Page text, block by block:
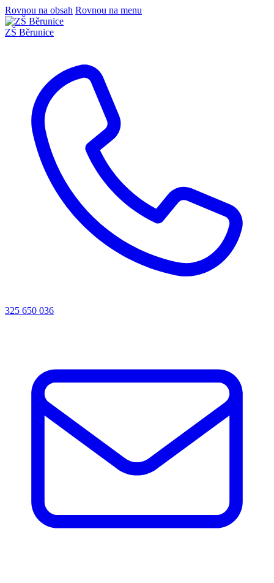
Rovnou na obsah Rovnou na menu
ZŠ Běrunice
325 650 036